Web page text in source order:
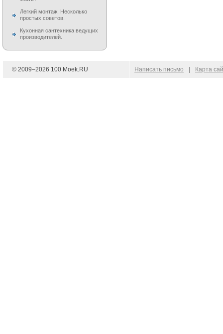
Легкий монтаж. Несколько
простых советов.
Кухонная сантехника ведущих
производителей.
© 2009–2026 100 Moek.RU Написать письмо Карта